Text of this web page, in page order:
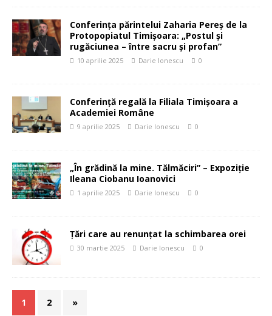
Conferința părintelui Zaharia Pereș de la
Protopopiatul Timișoara: „Postul și
rugăciunea – între sacru și profan”
10 aprilie 2025 Darie Ionescu 0
Conferință regală la Filiala Timișoara a
Academiei Române
9 aprilie 2025 Darie Ionescu 0
„În grădină la mine. Tălmăciri” – Expoziție
Ileana Ciobanu Ioanovici
1 aprilie 2025 Darie Ionescu 0
Țări care au renunțat la schimbarea orei
30 martie 2025 Darie Ionescu 0
1 2 »